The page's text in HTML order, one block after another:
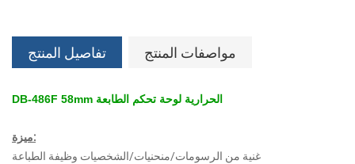
تفاصيل المنتج مواصفات المنتج
DB-486F 58mm الحرارية لوحة تحكم الطابعة
ميزة:
غنية من الرسومات/منحنيات/الشخصيات وظيفة الطباعة